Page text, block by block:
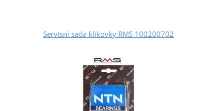
Servisní sada klikovky RMS 100200702